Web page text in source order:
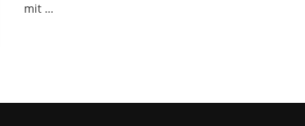
mit …